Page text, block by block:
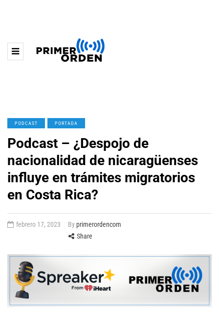
PODCAST PORTADA
Podcast – ¿Despojo de
nacionalidad de nicaragüenses
influye en trámites migratorios
en Costa Rica?
febrero 17, 2023 By primerordencom
Share